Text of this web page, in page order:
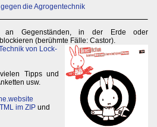
die Agrogentechnik
an Gegenständen, in der Erde oder
(berühmte Fälle: Castor).
von Lock-
Tipps und
usw.
im ZIP und